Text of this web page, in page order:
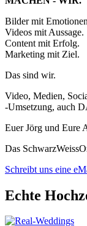
Bilder mit
Videos mit Aussage.
Content mit Erfolg.
Marketing mit Ziel.
Das sind wir.
Video, Medien,
-Umsetzung, auch
Euer Jörg und Eure
Das
Schreibt uns eine
Echte